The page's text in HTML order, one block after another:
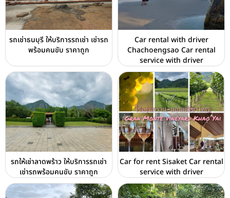
รถเช่าธนบุรี ให้บริการรถเช่า เช่ารถ
พร้อมคนขับ ราคาถูก
Car rental with driver
Chachoengsao Car rental
service with driver
รถให้เช่าลาดพร้าว ให้บริการรถเช่า
เช่ารถพร้อมคนขับ ราคาถูก
Car for rent Sisaket Car rental
service with driver